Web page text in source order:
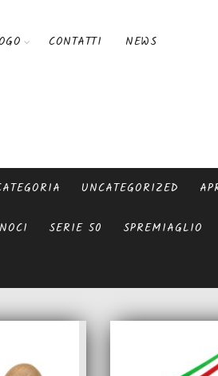
CONTATTI NEWS
UNCATEGORIZED
SERIE 50 SPREMIAGLIO